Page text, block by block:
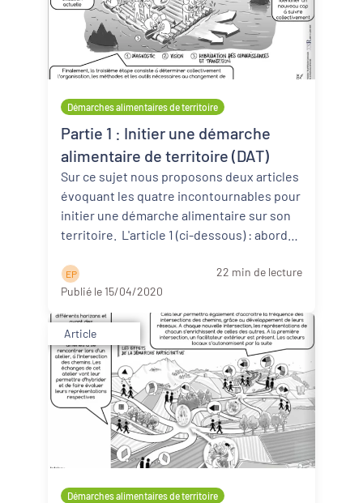
Démarches alimentaires de territoire
Partie 1 : Initier une démarche
alimentaire de territoire (DAT)
Sur ce sujet nous proposons deux articles
évoquant les quatre incontournables pour
initier une démarche alimentaire sur son
territoire. L'article 1 (ci-dessous) : aborde
E P
22 min de lecture
Publié le 15/04/2020
Article
Démarches alimentaires de territoire